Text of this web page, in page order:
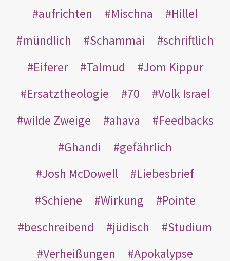
aufrichten
Mischna
Hillel
mündlich
Schammai
schriftlich
Eiferer
Talmud
Jom Kippur
Ersatztheologie
70
Volk Israel
wilde Zweige
ahava
Feedbacks
Ghandi
gefährlich
Josh McDowell
Liebesbrief
Schiene
Wirkung
Pointe
beschreibend
jüdisch
Studium
Verheißungen
Apokalypse